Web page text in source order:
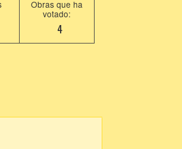
Obras que ha
votado:
4